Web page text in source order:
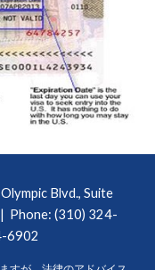
Blvd., Suite
| Phone: (310) 324-
6902